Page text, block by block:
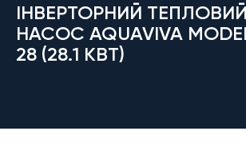
ІНВЕРТОРНИЙ ТЕПЛОВИЙ
НАСОС AQUAVIVA
28 (28.1 КВТ)